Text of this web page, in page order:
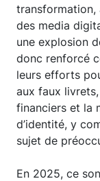
transformation,
des media
une explosion
donc renforcé
leurs efforts
aux faux
financiers et la
d’identité, y
sujet de
En 2025, ce